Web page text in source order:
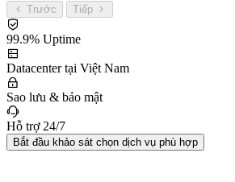
Trước Tiếp
99.9% Uptime
Datacenter tại Việt Nam
Sao lưu & bảo mật
Hỗ trợ 24/7
Bắt đầu khảo sát chọn dịch vụ phù hợp